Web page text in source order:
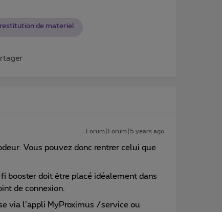
restitution de materiel
Forum|Forum|5 years ago
Vous pouvez donc rentrer celui que
booster doit être placé idéalement dans
de connexion.
via l’appli MyProximus /service ou